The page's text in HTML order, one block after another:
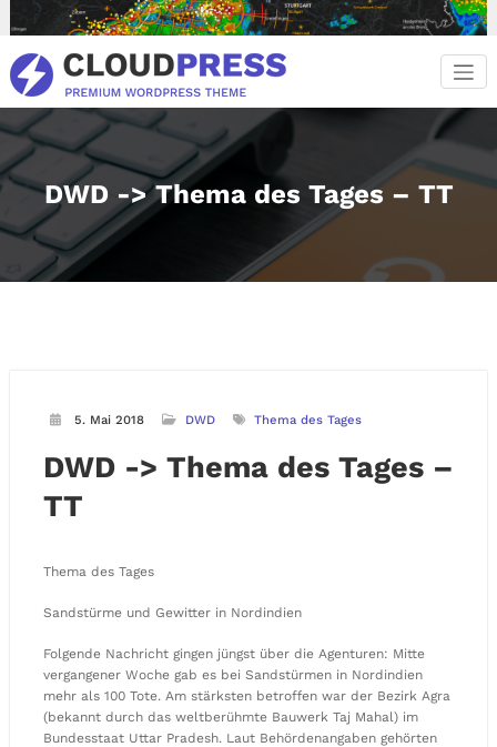
Inhalt
springen
DWD -> Thema des Tages – TT
5. Mai 2018 DWD Thema des Tages
DWD -> Thema des Tages –
TT
Thema des Tages
Sandstürme und Gewitter in Nordindien
Folgende Nachricht gingen jüngst über die Agenturen: Mitte
vergangener Woche gab es bei Sandstürmen in Nordindien
mehr als 100 Tote. Am stärksten betroffen war der Bezirk Agra
(bekannt durch das weltberühmte Bauwerk Taj Mahal) im
Bundesstaat Uttar Pradesh. Laut Behördenangaben gehörten